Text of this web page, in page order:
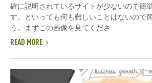
確に説明されているサイトが少ないので簡
す。といっても何も難しいことはないので
う。まずこの画像を見てくださ...
READ MORE